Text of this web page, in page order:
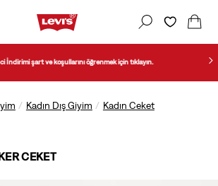
İndirimi şart ve koşullarını öğrenmek için tıklayın.
Kadın Dış Giyim
Kadın Ceket
CEKET